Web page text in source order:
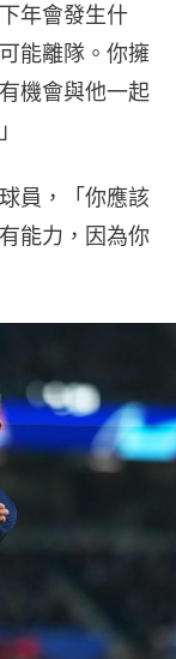
年會發生什
能離隊。你擁
機會與他一起
員，「你應該
能力，因為你